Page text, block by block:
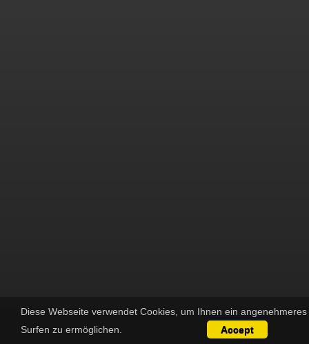
Diese Webseite verwendet Cookies, um Ihnen ein angenehmeres
Surfen zu ermöglichen.
Accept